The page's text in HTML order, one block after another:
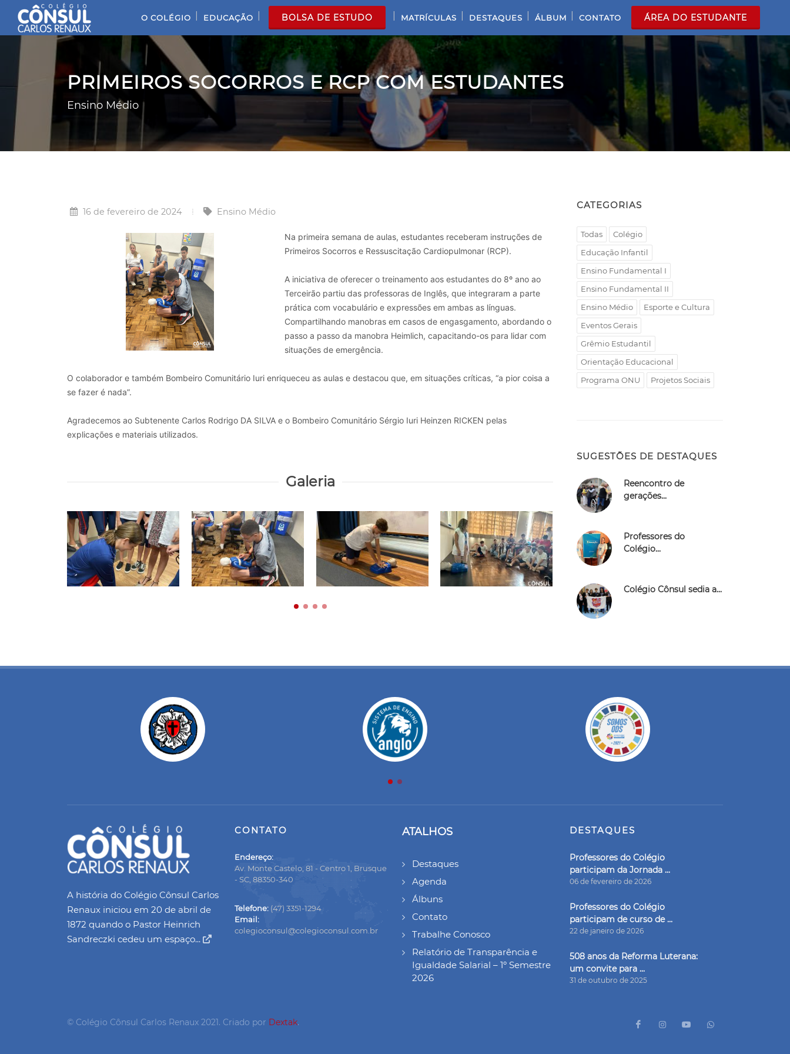
O COLÉGIO EDUCAÇÃO BOLSA DE ESTUDO MATRÍCULAS DESTAQUES ÁLBUM CONTATO ÁREA DO ESTUDANTE
PRIMEIROS SOCORROS E RCP COM ESTUDANTES
Ensino Médio
16 de fevereiro de 2024 Ensino Médio
Na primeira semana de aulas, estudantes receberam instruções de
Primeiros Socorros e Ressuscitação Cardiopulmonar (RCP).
A iniciativa de oferecer o treinamento aos estudantes do 8º ano ao
Terceirão partiu das professoras de Inglês, que integraram a parte
prática com vocabulário e expressões em ambas as línguas.
Compartilhando manobras em casos de engasgamento, abordando o
passo a passo da manobra Heimlich, capacitando-os para lidar com
situações de emergência.
O colaborador e também Bombeiro Comunitário Iuri enriqueceu as aulas e destacou que, em situações críticas, “a pior coisa a
se fazer é nada”.
Agradecemos ao Subtenente Carlos Rodrigo DA SILVA e o Bombeiro Comunitário Sérgio Iuri Heinzen RICKEN pelas
explicações e materiais utilizados.
Galeria
CATEGORIAS
Todas
Colégio
Educação Infantil
Ensino Fundamental I
Ensino Fundamental II
Ensino Médio
Esporte e Cultura
Eventos Gerais
Grêmio Estudantil
Orientação Educacional
Programa ONU
Projetos Sociais
SUGESTÕES DE DESTAQUES
Reencontro de
gerações...
Professores do
Colégio...
Colégio Cônsul sedia a...
A história do Colégio Cônsul Carlos
Renaux iniciou em 20 de abril de
1872 quando o Pastor Heinrich
Sandreczki cedeu um espaço...
CONTATO
Endereço:
Av. Monte Castelo, 81 - Centro 1, Brusque
- SC, 88350-340
Telefone: (47) 3351-1294
Email:
colegioconsul@colegioconsul.com.br
ATALHOS
Destaques
Agenda
Álbuns
Contato
Trabalhe Conosco
Relatório de Transparência e
Igualdade Salarial – 1º Semestre
2026
DESTAQUES
Professores do Colégio
participam da Jornada ...
06 de fevereiro de 2026
Professores do Colégio
participam de curso de ...
22 de janeiro de 2026
508 anos da Reforma Luterana:
um convite para ...
31 de outubro de 2025
© Colégio Cônsul Carlos Renaux 2021. Criado por Dextak.